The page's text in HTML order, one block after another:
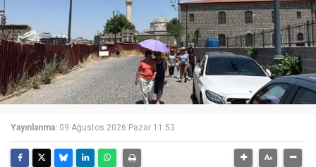
Yayınlanma: 09 Ağustos 2026 Pazar 11:53